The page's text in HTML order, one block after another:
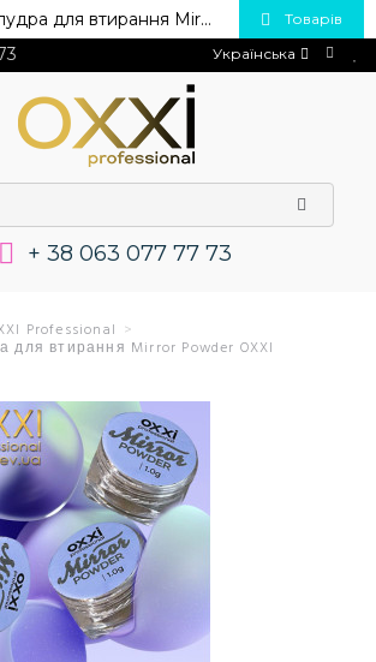
Українська
+ 38 063 077 77 73
Товарів
Professional
для втирання Mirror Powder OXXI
Дзеркальна пудра для втирання Mirror Powder OXXI Professional💅 Купити в Україні опт та роздріб